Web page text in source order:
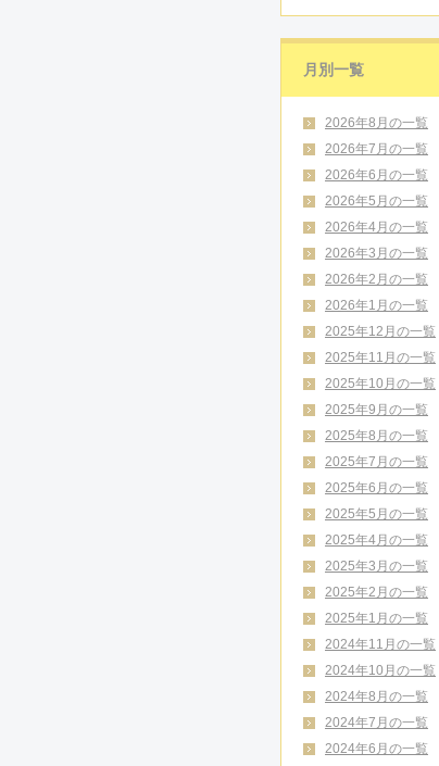
月別一覧
2026年8月の一覧
2026年7月の一覧
2026年6月の一覧
2026年5月の一覧
2026年4月の一覧
2026年3月の一覧
2026年2月の一覧
2026年1月の一覧
2025年12月の一覧
2025年11月の一覧
2025年10月の一覧
2025年9月の一覧
2025年8月の一覧
2025年7月の一覧
2025年6月の一覧
2025年5月の一覧
2025年4月の一覧
2025年3月の一覧
2025年2月の一覧
2025年1月の一覧
2024年11月の一覧
2024年10月の一覧
2024年8月の一覧
2024年7月の一覧
2024年6月の一覧